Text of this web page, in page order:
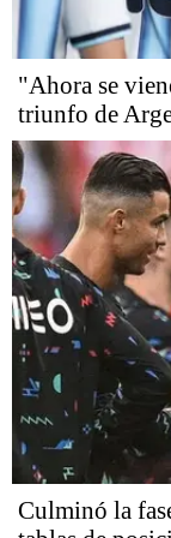
"Ahora se
triunfo de
Culminó la